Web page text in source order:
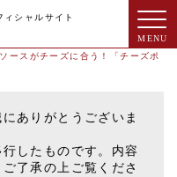
シャルサイト
ースがチーズに合う！「チーズポ
ありがとうございま
したものです。内容
了承の上ご覧くださ